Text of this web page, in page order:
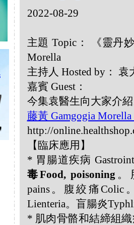
2022-08-29
主題 Topic： 《靈丹
Morella
主持人 Hosted by：
嘉賓 Guest：
今集袁醫生向大家介
藤黃 Gamgogia
http://
【臨床應用】
* 胃腸道疾病
毒Food, poisoning 。
pains。腹絞痛Colic
Lienteria。盲腸炎
* 肌肉骨骼和結締組織